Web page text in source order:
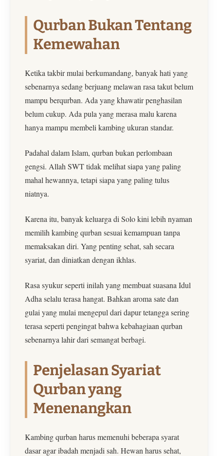
Qurban Bukan Tentang
Kemewahan
Ketika takbir mulai berkumandang, banyak hati yang
sebenarnya sedang berjuang melawan rasa takut belum
mampu berqurban. Ada yang khawatir penghasilan
belum cukup. Ada pula yang merasa malu karena
hanya mampu membeli kambing ukuran standar.
Padahal dalam Islam, qurban bukan perlombaan
gengsi. Allah SWT tidak melihat siapa yang paling
mahal hewannya, tetapi siapa yang paling tulus
niatnya.
Karena itu, banyak keluarga di Solo kini lebih nyaman
memilih kambing qurban sesuai kemampuan tanpa
memaksakan diri. Yang penting sehat, sah secara
syariat, dan diniatkan dengan ikhlas.
Rasa syukur seperti inilah yang membuat suasana Idul
Adha selalu terasa hangat. Bahkan aroma sate dan
gulai yang mulai mengepul dari dapur tetangga sering
terasa seperti pengingat bahwa kebahagiaan qurban
sebenarnya lahir dari semangat berbagi.
Penjelasan Syariat
Qurban yang
Menenangkan
Kambing qurban harus memenuhi beberapa syarat
dasar agar ibadah menjadi sah. Hewan harus sehat,